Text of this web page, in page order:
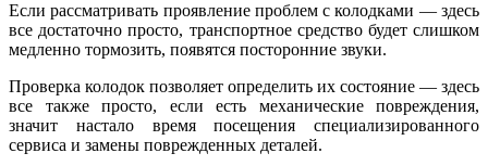
Если рассматривать проявление проблем с колодками — здесь
все достаточно просто, транспортное средство будет слишком
медленно тормозить, появятся посторонние звуки.
Проверка колодок позволяет определить их состояние — здесь
все также просто, если есть механические повреждения,
значит настало время посещения специализированного
сервиса и замены поврежденных деталей.